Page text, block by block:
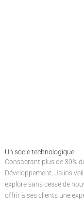
Un socle technologique
Consacrant plus de 30%
Développement, Jalios
explore sans cesse de
offrir à ses clients une